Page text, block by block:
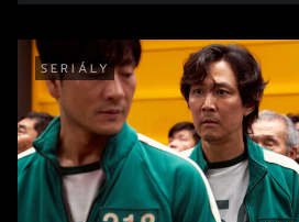
SERIÁLY